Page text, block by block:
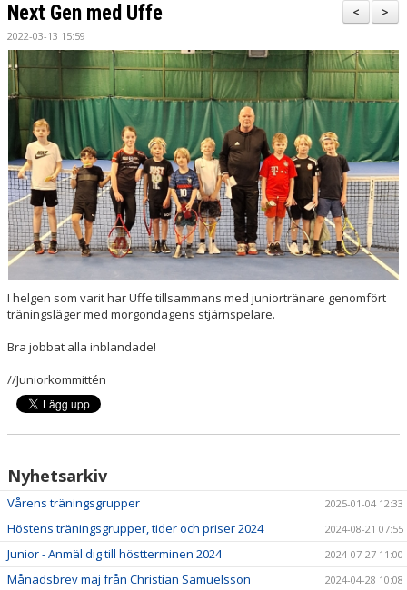
VÅRA TÄVLINGAR
KONTAKT
>
<
Next Gen med Uffe
2022-03-13 15:59
I helgen som varit har Uffe tillsammans med juniortränare genomfört
träningsläger med morgondagens stjärnspelare.
Bra jobbat alla inblandade!
//Juniorkommittén
Nyhetsarkiv
Vårens träningsgrupper 2025-01-04 12:33
Höstens träningsgrupper, tider och priser 2024 2024-08-21 07:55
Junior - Anmäl dig till höstterminen 2024 2024-07-27 11:00
Månadsbrev maj från Christian Samuelsson 2024-04-28 10:08